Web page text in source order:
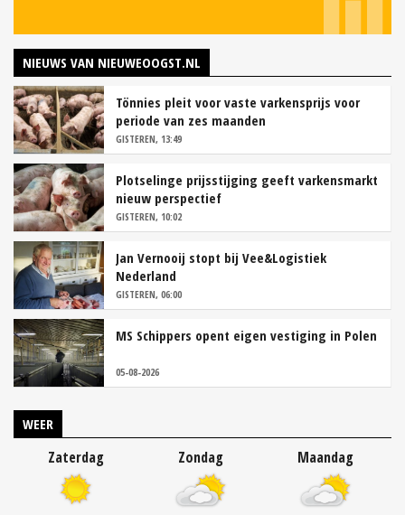
NIEUWS VAN NIEUWEOOGST.NL
Tönnies pleit voor vaste varkensprijs voor
periode van zes maanden
GISTEREN, 13:49
Plotselinge prijsstijging geeft varkensmarkt
nieuw perspectief
GISTEREN, 10:02
Jan Vernooij stopt bij Vee&Logistiek
Nederland
GISTEREN, 06:00
MS Schippers opent eigen vestiging in Polen
05-08-2026
WEER
Zaterdag Zondag Maandag